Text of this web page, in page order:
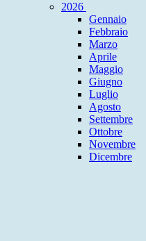
2026
Gennaio
Febbraio
Marzo
Aprile
Maggio
Giugno
Luglio
Agosto
Settembre
Ottobre
Novembre
Dicembre